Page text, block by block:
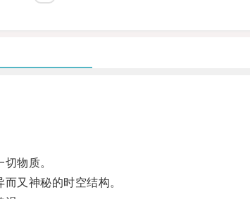
物质。
又神秘的时空结构。